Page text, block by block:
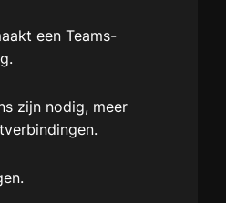
een Teams-
zijn nodig, meer